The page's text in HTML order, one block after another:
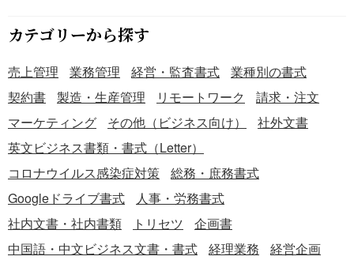
カテゴリーから探す
売上管理 業務管理 経営・監査書式
業種別の書式
契約書
製造・生産管理 リモートワーク
請求・注文
マーケティング
その他（ビジネス向け）
社外文書
英文ビジネス書類・書式（Letter）
コロナウイルス感染症対策
総務・庶務書式
Googleドライブ書式
人事・労務書式
社内文書・社内書類
トリセツ
企画書
中国語・中文ビジネス文書・書式
経理業務
経営企画